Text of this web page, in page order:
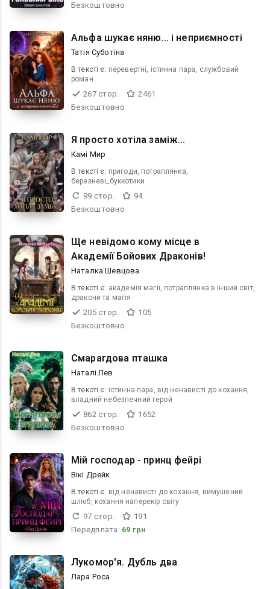
Безкоштовно
Альфа шукає няню... і неприємності
Татія Суботіна
В текcті є: перевертні, істинна пара, службовий
роман
267 стор.
2461
Безкоштовно
Я просто хотіла заміж...
Камі Мир
В текcті є: пригоди, потраплянка,
березневі_буккотики
99 стор.
94
Безкоштовно
Ще невідомо кому місце в
Академії Бойових Драконів!
Наталка Шевцова
В текcті є: академія магії, потраплянка в інший світ,
дракони та магія
205 стор.
105
Безкоштовно
Смарагдова пташка
Наталі Лев
В текcті є: істинна пара, від ненависті до кохання,
владний небезпечний герой
862 стор.
1652
Безкоштовно
Мій господар - принц фейрі
Вікі Дрейк
В текcті є: від ненависті до кохання, вимушений
шлюб, кохання наперекір світу
97 стор.
191
Передплата: 69 грн
Лукомор'я. Дубль два
Лара Роса